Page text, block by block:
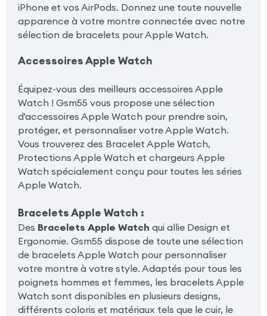
iPhone et vos AirPods. Donnez une toute nouvelle
apparence à votre montre connectée avec notre
sélection de bracelets pour Apple Watch.
Accessoires Apple Watch
Équipez-vous des meilleurs accessoires Apple
Watch ! Gsm55 vous propose une sélection
d'accessoires Apple Watch pour prendre soin,
protéger, et personnaliser votre Apple Watch.
Vous trouverez des Bracelet Apple Watch,
Protections Apple Watch et chargeurs Apple
Watch spécialement conçu pour toutes les séries
Apple Watch.
Bracelets Apple Watch :
Des Bracelets Apple Watch qui allie Design et
Ergonomie. Gsm55 dispose de toute une sélection
de bracelets Apple Watch pour personnaliser
votre montre à votre style. Adaptés pour tous les
poignets hommes et femmes, les bracelets Apple
Watch sont disponibles en plusieurs designs,
différents coloris et matériaux tels que le cuir, le